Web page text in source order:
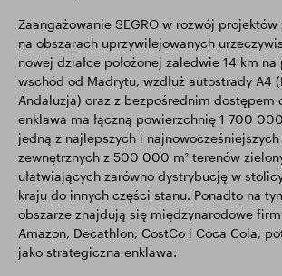
Zaangażowanie SEGRO w rozwój
na obszarach uprzywilejowanych
nowej działce położonej zaledwie 14 km na
wschód od Madrytu, wzdłuż autostrady A4
Andaluzja) oraz z bezpośrednim dostępem
enklawa ma łączną powierzchnię 1 700
jedną z najlepszych i
zewnętrznych z 500 000 m² terenów
ułatwiających zarówno dystrybucję w
kraju do innych części stanu. Ponadto na
obszarze znajdują się międzynarodowe
Amazon, Decathlon, CostCo i Coca Cola,
jako strategiczna enklawa.